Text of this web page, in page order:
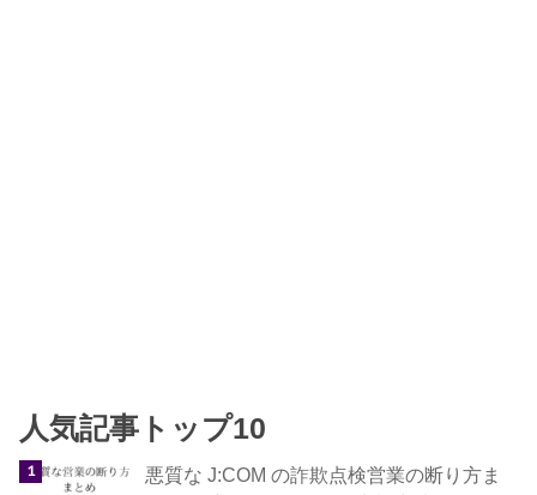
人気記事トップ10
悪質な J:COM の詐欺点検営業の断り方ま